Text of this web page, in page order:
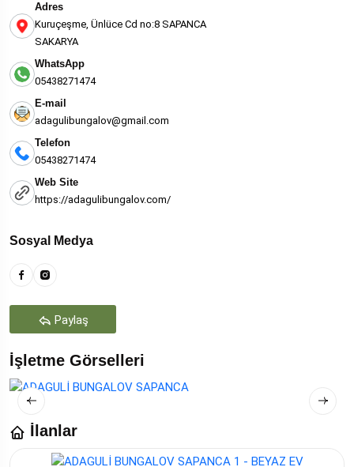
Adres
Kuruçeşme, Ünlüce Cd no:8 SAPANCA
SAKARYA
WhatsApp
05438271474
E-mail
adagulibungalov@gmail.com
Telefon
05438271474
Web Site
https://adagulibungalov.com/
Sosyal Medya
Paylaş
İşletme Görselleri
İlanlar